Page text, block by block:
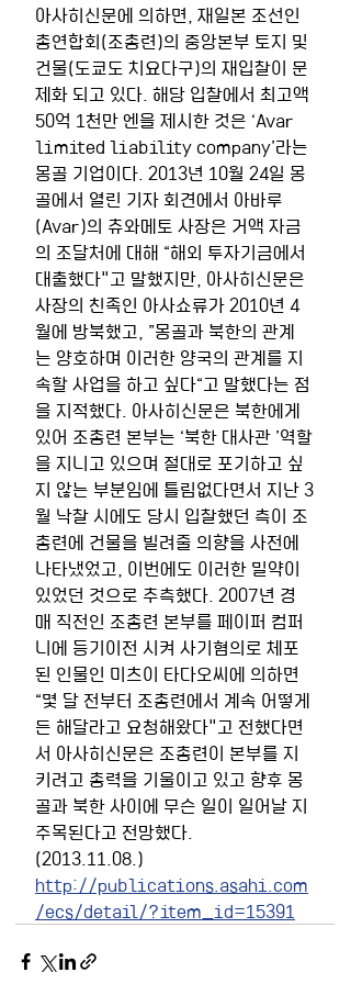
아사히신문에 의하면, 재일본 조선인
총연합회(조총련)의 중앙본부 토지 및
건물(도쿄도 치요다구)의 재입찰이 문
제화 되고 있다. 해당 입찰에서 최고액
50억 1천만 엔을 제시한 것은 ‘Avar
limited liability company’라는
몽골 기업이다. 2013년 10월 24일 몽
골에서 열린 기자 회견에서 아바루
(Avar)의 츄와메토 사장은 거액 자금
의 조달처에 대해 “해외 투자기금에서
대출했다"고 말했지만, 아사히신문은
사장의 친족인 아사쇼류가 2010년 4
월에 방북했고, ”몽골과 북한의 관계
는 양호하며 이러한 양국의 관계를 지
속할 사업을 하고 싶다“고 말했다는 점
을 지적했다. 아사히신문은 북한에게
있어 조총련 본부는 ‘북한 대사관 ’역할
을 지니고 있으며 절대로 포기하고 싶
지 않는 부분임에 틀림없다면서 지난 3
월 낙찰 시에도 당시 입찰했던 측이 조
총련에 건물을 빌려줄 의향을 사전에
나타냈었고, 이번에도 이러한 밀약이
있었던 것으로 추측했다. 2007년 경
매 직전인 조총련 본부를 페이퍼 컴퍼
니에 등기이전 시켜 사기혐의로 체포
된 인물인 미츠이 타다오씨에 의하면
“몇 달 전부터 조총련에서 계속 어떻게
든 해달라고 요청해왔다"고 전했다면
서 아사히신문은 조총련이 본부를 지
키려고 총력을 기울이고 있고 향후 몽
골과 북한 사이에 무슨 일이 일어날 지
주목된다고 전망했다.
(2013.11.08.)
http://publications.asahi.com
/ecs/detail/?item_id=15391